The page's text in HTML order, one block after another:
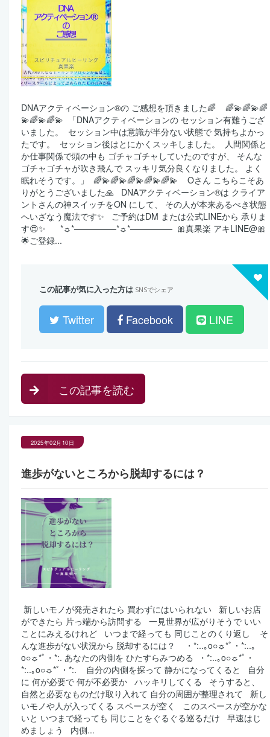
DNAアクティベーション®の ご感想を頂きました🌈 ⁡ ⁡ ⁡ 🌈💫🌈💫🌈
💫🌈💫🌈💫 ⁡ 「DNAアクティベーションの セッション有難うござ
いました。 ⁡ セッション中は意識が半分ない状態で 気持ちよかっ
たです。 ⁡ セッション後はとにかくスッキしました。 ⁡ 人間関係と
か仕事関係で頭の中も ゴチャゴチャしていたのですが、 そんな
ゴチャゴチャが吹き飛んで スッキリ気分良くなりました。 よく
眠れそうです。」 ⁡ 🌈💫🌈💫🌈💫🌈💫🌈💫 ⁡ ⁡ ⁡ Oさん こちらこそあ
りがとうございました🙏 ⁡ ⁡ DNAアクティベーション®は クライア
ントさんの神スイッチをON にして、 その人が本来あるべき状態
へいざなう魔法です✨ ⁡ ⁡ ご予約はDM または公式LINEから 承りま
す😍✨ ⁡ ⁡ ⁡ ⁡ ⁡ *☼*―――――*☼*――――― ⁡ 🎀真果楽 アキLINE@🎀
🌟ご登録...
この記事が気に入った方は SNSでシェア
Twitter Facebook LINE
この記事を読む
2025年02月10日
進歩がないところから脱却するには？
⁡ 新しいモノが発売されたら 買わずにはいられない ⁡ ⁡ 新しいお店
ができたら 片っ端から訪問する ⁡ ⁡ 一見世界が広がりそうで いい
ことにみえるけれど ⁡ ⁡ いつまで経っても 同じことのくり返し ⁡ ⁡ ⁡ そ
んな進歩がない状況から 脱却するには？ ⁡ ⁡ ⁡ ・*:..｡o○☼*ﾟ・*:..｡
o○☼*ﾟ・*:. あなたの内側を ひたすらみつめる ⁡ ・*:..｡o○☼*ﾟ・
*:..｡o○☼*ﾟ・*:. ⁡ ⁡ ⁡ 自分の内側を探って 静かになってくると ⁡ ⁡ 自分
に 何が必要で 何が不必要か ⁡ ⁡ ハッキリしてくる ⁡ ⁡ そうすると、
自然と必要なものだけ取り入れて 自分の周囲が整理されて ⁡ ⁡ 新し
いモノや人が入ってくる スペースが空く ⁡ ⁡ このスペースが空かな
いと いつまで経っても 同じことをぐるぐる巡るだけ ⁡ ⁡ 早速はじ
めましょう ⁡ ⁡ 内側...